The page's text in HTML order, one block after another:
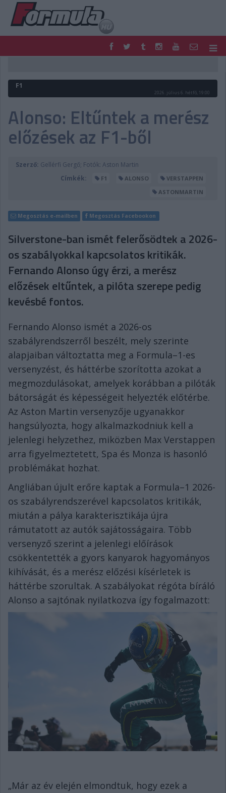
FORMULA
MOTOR
PODCAST
SHOP
TIPPJÁTÉK
DIGITÁLIS MAGAZIN
PONTÁLLÁSOK
F1
2026. július 6. hétfő, 19:00
Alonso: Eltűntek a merész
előzések az F1-ből
Szerző: Gellérfi Gergő; Fotók: Aston Martin
Címkék:
F1 ALONSO
VERSTAPPEN
ASTONMARTIN
Megosztás e-mailben Megosztás Facebookon
Silverstone-ban ismét felerősödtek a 2026-
os szabályokkal kapcsolatos kritikák.
Fernando Alonso úgy érzi, a merész
előzések eltűntek, a pilóta szerepe pedig
kevésbé fontos.
Fernando Alonso ismét a 2026-os
szabályrendszerről beszélt, mely szerinte
alapjaiban változtatta meg a Formula–1-es
versenyzést, és háttérbe szorította azokat a
megmozdulásokat, amelyek korábban a pilóták
bátorságát és képességeit helyezték előtérbe.
Az Aston Martin versenyzője ugyanakkor
hangsúlyozta, hogy alkalmazkodniuk kell a
jelenlegi helyzethez, miközben Max Verstappen
arra figyelmeztetett, Spa és Monza is hasonló
problémákat hozhat.
Angliában újult erőre kaptak a Formula–1 2026-
os szabályrendszerével kapcsolatos kritikák,
miután a pálya karakterisztikája újra
rámutatott az autók sajátosságaira. Több
versenyző szerint a jelenlegi előírások
csökkentették a gyors kanyarok hagyományos
kihívását, és a merész előzési kísérletek is
háttérbe szorultak. A szabályokat régóta bíráló
Alonso a sajtónak nyilatkozva így fogalmazott:
„Már az év elején elmondtuk, hogy ezek a